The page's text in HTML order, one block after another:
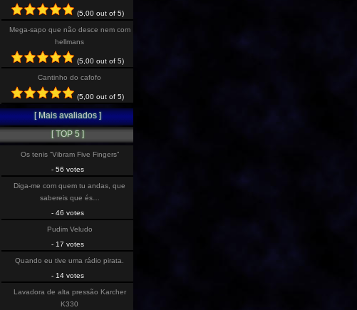
(5,00 out of 5)
Mega-sapo que não desce nem com
hellmans
(5,00 out of 5)
Cantinho do cafofo
(5,00 out of 5)
[ Mais avaliados ]
[ TOP 5 ]
Os tenis “Vibram Five Fingers”
- 56 votes
Diga-me com quem tu andas, que
sabereis que és…
- 46 votes
Pudim Veludo
- 17 votes
Quando eu tive uma rádio pirata.
- 14 votes
Lavadora de alta pressão Karcher
K330